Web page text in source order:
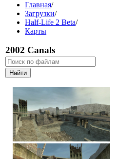
Главная/
Загрузки/
Half-Life 2 Beta/
Карты
2002 Canals